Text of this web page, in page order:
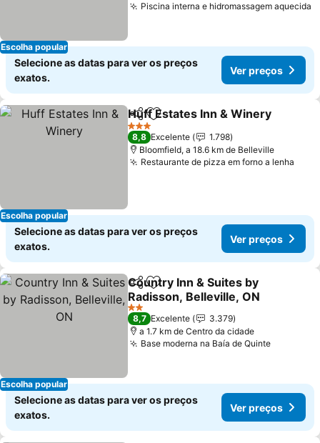
Escolha popular
Piscina interna e hidromassagem aquecida
Selecione as datas para ver os preços
exatos.
Ver preços
Escolha popular
PartilharAdicionar aos favoritos
Huff Estates Inn & Winery
3 Estrelas
8,8 Excelente
1.798
Bloomfield, a 18.6 km de Belleville
Restaurante de pizza em forno a lenha
Selecione as datas para ver os preços
exatos.
Ver preços
Escolha popular
PartilharAdicionar aos favoritos
Country Inn & Suites by
Radisson, Belleville, ON
2 Estrelas
8,7 Excelente
3.379
a 1.7 km de Centro da cidade
Base moderna na Baía de Quinte
Selecione as datas para ver os preços
exatos.
Ver preços